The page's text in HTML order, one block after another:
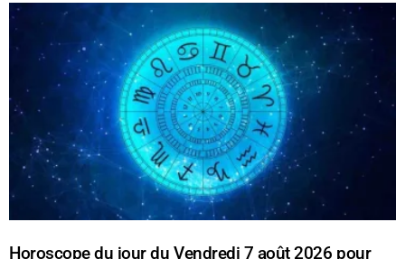
Horoscope du jour du Vendredi 7 août 2026 pour